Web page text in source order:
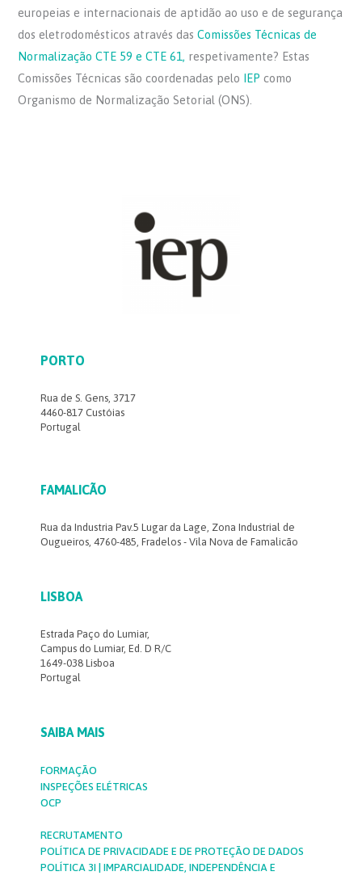
europeias e internacionais de aptidão ao uso e de segurança
dos eletrodomésticos através dasComissões Técnicas de
Normalização CTE 59 e CTE 61, respetivamente? Estas
Comissões Técnicas são coordenadas pelo IEP como
Organismo de Normalização Setorial (ONS).
PORTO
Rua de S. Gens, 3717
4460-817 Custóias
Portugal
FAMALICÃO
Rua da Industria Pav.5 Lugar da Lage, Zona Industrial de
Ougueiros, 4760-485, Fradelos - Vila Nova de Famalicão
LISBOA
Estrada Paço do Lumiar,
Campus do Lumiar, Ed. D R/C
1649-038 Lisboa
Portugal
SAIBA MAIS
FORMAÇÃO
INSPEÇÕES ELÉTRICAS
OCP
RECRUTAMENTO
POLÍTICA DE PRIVACIDADE E DE PROTEÇÃO DE DADOS
POLÍTICA 3I | IMPARCIALIDADE, INDEPENDÊNCIA E